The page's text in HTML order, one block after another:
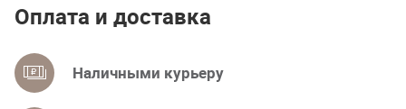
Оплата и доставка
Наличными курьеру